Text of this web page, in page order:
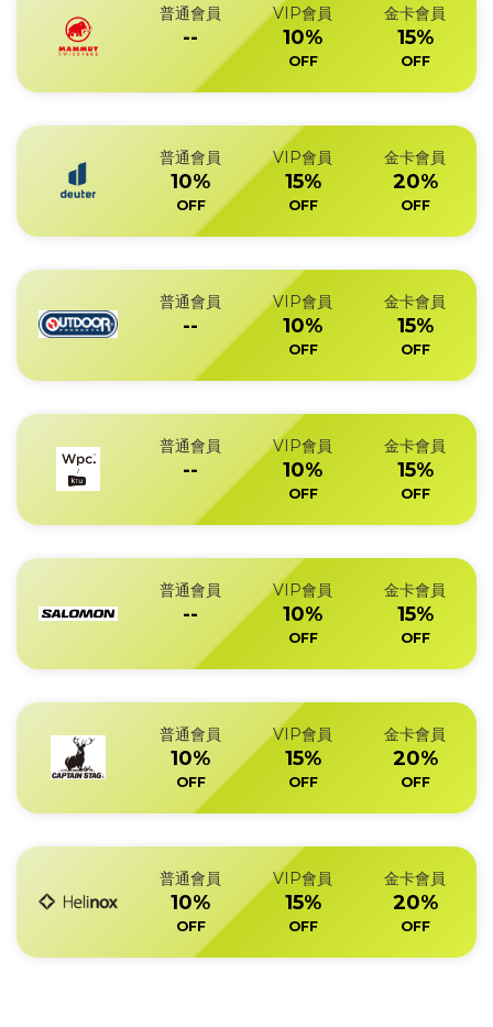
普通會員
--
VIP會員
10%
OFF
金卡會員
15%
OFF
普通會員
10%
OFF
VIP會員
15%
OFF
金卡會員
20%
OFF
普通會員
--
VIP會員
10%
OFF
金卡會員
15%
OFF
普通會員
--
VIP會員
10%
OFF
金卡會員
15%
OFF
普通會員
--
VIP會員
10%
OFF
金卡會員
15%
OFF
普通會員
10%
OFF
VIP會員
15%
OFF
金卡會員
20%
OFF
普通會員
10%
OFF
VIP會員
15%
OFF
金卡會員
20%
OFF